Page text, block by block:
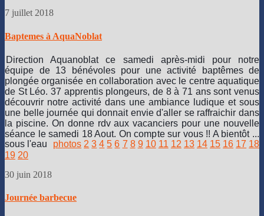
7 juillet 2018
Baptemes à AquaNoblat
Direction Aquanoblat ce samedi après-midi pour notre
équipe de 13 bénévoles pour une activité baptêmes de
plongée organisée en collaboration avec le centre aquatique
de St Léo. 37 apprentis plongeurs, de 8 à 71 ans sont venus
découvrir notre activité dans une ambiance ludique et sous
une belle journée qui donnait envie d'aller se raffraichir dans
la piscine. On donne rdv aux vacanciers pour une nouvelle
séance le samedi 18 Aout. On compte sur vous !! A bientôt ...
sous l'eau
photos 2 3 4 5 6 7 8 9 10 11 12 13 14 15 16 17 18
19 20
30 juin 2018
Journée barbecue
du
dans
des
conditions
adéquates.
Nos
Niveau
qui
faisaient
leurs
premières
bulles
en
mer
multiplié